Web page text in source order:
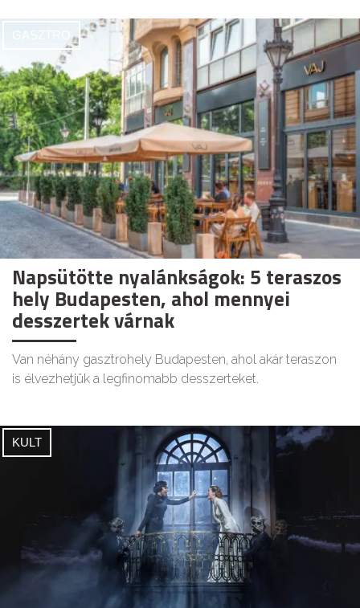
Napsütötte nyalánkságok: 5 teraszos
hely Budapesten, ahol mennyei
desszertek várnak
Van néhány gasztrohely Budapesten, ahol akár teraszon
is élvezhetjük a legfinomabb desszerteket.
KULT